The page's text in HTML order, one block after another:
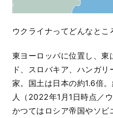
ウクライナってどんなとこ
東ヨーロッパに位置し、東
ド、スロバキア、ハンガ
家。国土は日本の約1.6倍
人（2022年1月1日時点／
かつてはロシア帝国やソ